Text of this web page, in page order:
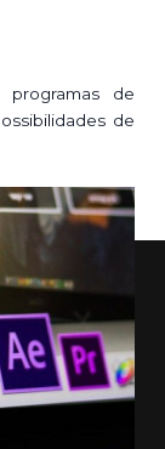
programas de
de